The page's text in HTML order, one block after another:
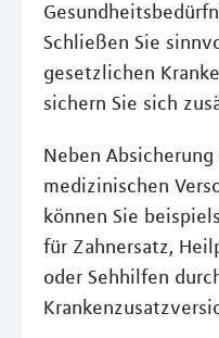
Schließen Sie
gesetzlichen
sichern Sie sich
Neben
medizinischen
können Sie
für Zahnersatz,
oder Sehhilfen